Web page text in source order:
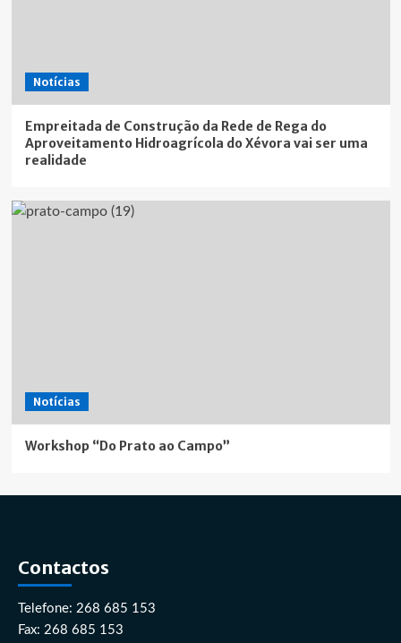
Notícias
Empreitada de Construção da Rede de Rega do
Aproveitamento Hidroagrícola do Xévora vai ser uma
realidade
Notícias
Workshop “Do Prato ao Campo”
Contactos
Telefone: 268 685 153
Fax: 268 685 153